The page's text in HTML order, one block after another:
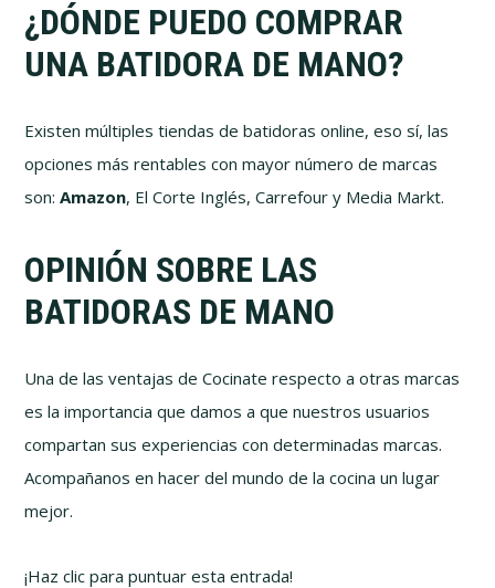
¿DÓNDE PUEDO COMPRAR
UNA BATIDORA DE MANO?
Existen múltiples tiendas de batidoras online, eso sí, las
opciones más rentables con mayor número de marcas
son:Amazon, El Corte Inglés, Carrefour y Media Markt.
OPINIÓN SOBRE LAS
BATIDORAS DE MANO
Una de las ventajas de Cocinate respecto a otras marcas
es la importancia que damos a que nuestros usuarios
compartan sus experiencias con determinadas marcas.
Acompañanos en hacer del mundo de la cocina un lugar
mejor.
¡Haz clic para puntuar esta entrada!